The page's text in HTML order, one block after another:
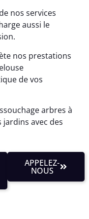
nos services
aussi le
nos prestations
de vos
arbres à
jardins avec des
APPELEZ-
NOUS